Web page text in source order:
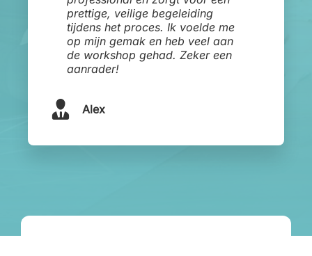
prettige, veilige begeleiding
tijdens het proces. Ik voelde me
op mijn gemak en heb veel aan
de workshop gehad. Zeker een
aanrader!
Alex